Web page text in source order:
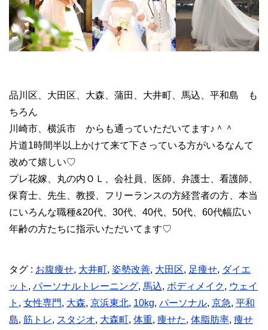
品川区、大田区、大森、蒲田、大井町、馬込、平和島 も
ちろん
川崎市、横浜市 からも通っていただいてます♪＾＾
片道1時間半以上かけて来て下さっている方がいるなんて
改めて嬉しい♡
プレ花嫁、丸の内ＯＬ、会社員、医師、弁護士、看護師、
保育士、先生、教授、フリーランスの方経営者の方、本当
にいろんな職種&20代、30代、40代、50代、60代幅広い
年齢の方たちに指示いただいてます♡
タグ : お腹痩せ, 大井町, 姿勢改善, 大田区, 足痩せ, ダイエ
ット , パーソナルトレーニング, 馬込, ボディメイク, ウェイ
ト , 女性専門, 大森, 京浜東北, 10kg, パーソナル, 京急, 平和
島, 筋トレ, スタジオ, 大森町, 体重, 痩せた, 体脂肪率, 痩せ